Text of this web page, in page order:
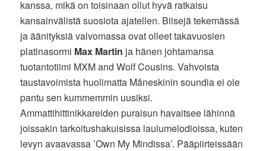
kanssa, mikä on toisinaan ollut hyvä ratkaisu
kansainvälistä suosiota ajatellen. Biisejä tekemässä
ja äänityksiä valvomassa ovat olleet takavuosien
platinasormi Max Martin ja hänen johtamansa
tuotantotiimi MXM and Wolf Cousins. Vahvoista
taustavoimista huolimatta Måneskinin soundia ei ole
pantu sen kummemmin uusiksi.
Ammattihittinikkareiden puraisun havaitsee lähinnä
joissakin tarkoitushakuisissa laulumelodioissa, kuten
levyn avaavassa ’Own My Mindissa’. Pääpiirteissään